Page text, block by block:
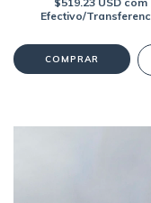
Efectivo/
COMPRAR